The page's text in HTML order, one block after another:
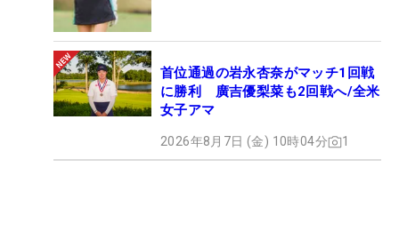
首位通過の岩永杏奈がマッチ1回戦
に勝利 廣吉優梨菜も2回戦へ/全米
女子アマ
2026年8月7日 (金) 10時04分 1